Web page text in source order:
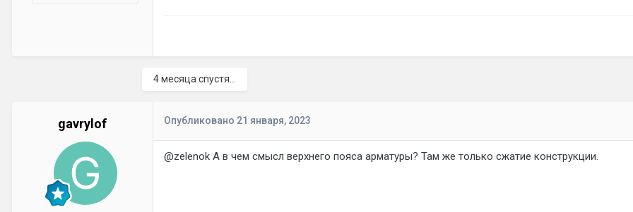
4 месяца спустя...
gavrylof Опубликовано 21 января, 2023
@zelenok А в чем смысл верхнего пояса арматуры? Там же только сжатие конструкции.